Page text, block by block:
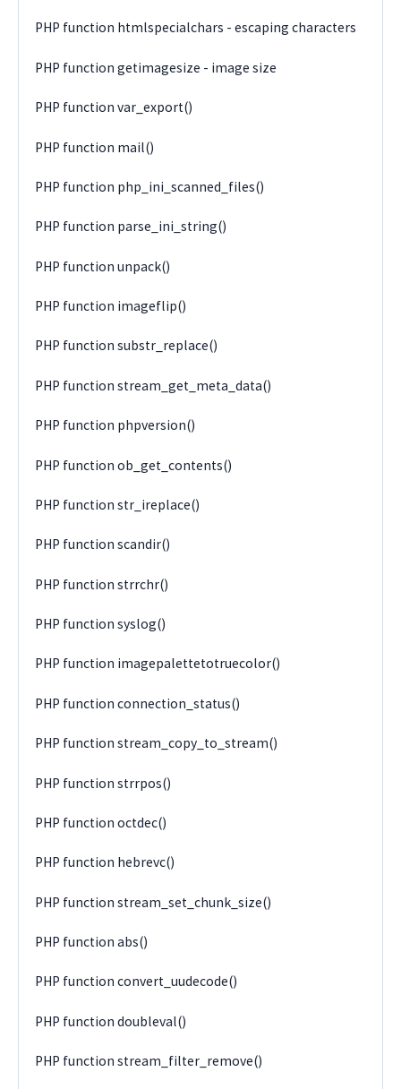
PHP function htmlspecialchars - escaping characters
PHP function getimagesize - image size
PHP function var_export()
PHP function mail()
PHP function php_ini_scanned_files()
PHP function parse_ini_string()
PHP function unpack()
PHP function imageflip()
PHP function substr_replace()
PHP function stream_get_meta_data()
PHP function phpversion()
PHP function ob_get_contents()
PHP function str_ireplace()
PHP function scandir()
PHP function strrchr()
PHP function syslog()
PHP function imagepalettetotruecolor()
PHP function connection_status()
PHP function stream_copy_to_stream()
PHP function strrpos()
PHP function octdec()
PHP function hebrevc()
PHP function stream_set_chunk_size()
PHP function abs()
PHP function convert_uudecode()
PHP function doubleval()
PHP function stream_filter_remove()